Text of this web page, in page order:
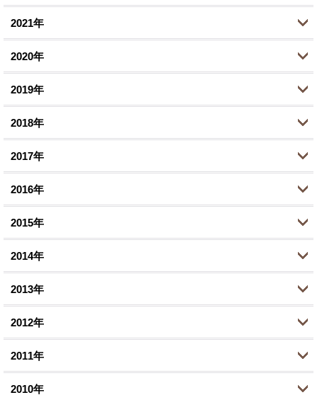
2月 (1)
1月 (1)
2月 (1)
1月 (1)
8月 (1)
7月 (1)
1月 (1)
9月 (1)
8月 (1)
6月 (1)
3月 (1)
1月 (2)
10月 (2)
9月 (2)
8月 (1)
5月 (2)
3月 (4)
2021年
11月 (2)
9月 (3)
8月 (1)
7月 (1)
6月 (1)
1月 (2)
2020年
10月 (1)
8月 (2)
7月 (2)
6月 (1)
4月 (5)
1月 (1)
2019年
11月 (4)
10月 (5)
9月 (2)
8月 (3)
6月 (7)
3月 (1)
2018年
11月 (2)
10月 (1)
9月 (3)
8月 (4)
7月 (9)
2017年
11月 (4)
10月 (5)
9月 (2)
8月 (4)
6月 (5)
2016年
11月 (2)
10月 (3)
9月 (1)
8月 (4)
6月 (3)
2015年
11月 (1)
10月 (3)
9月 (1)
8月 (2)
2014年
11月 (3)
10月 (4)
8月 (3)
2013年
11月 (2)
10月 (2)
2012年
2011年
2010年